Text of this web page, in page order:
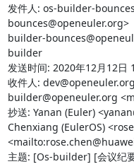
发件人: os-builder-
builder-
builder
发送时间: 2020年12月12日
收件人:
builder@openeuler.org
抄送: Yanan (Euler)
Chenxiang (EulerOS)
主题: [Os-builder] [会议纪